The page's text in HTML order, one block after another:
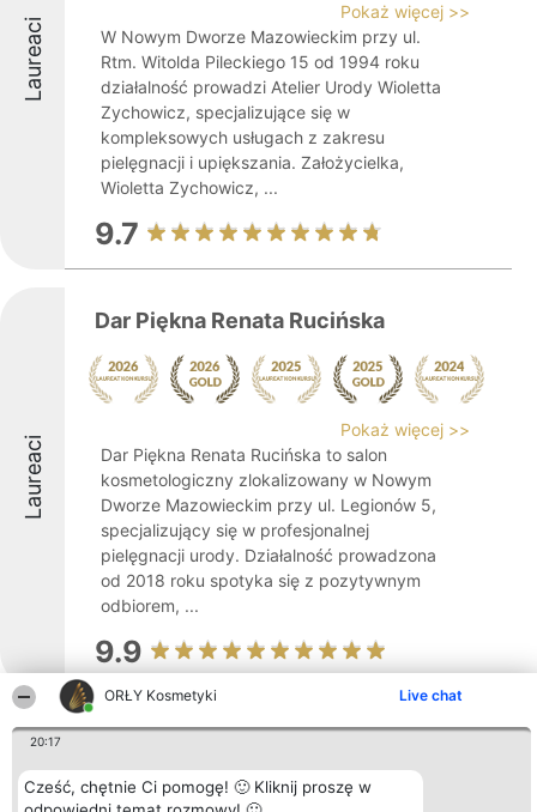
ORŁY Kosmetyki Live chat
20:17
Cześć, chętnie Ci pomogę! 🙂 Kliknij proszę w
Laureaci
Pokaż więcej >>
W Nowym Dworze Mazowieckim przy ul.
Rtm. Witolda Pileckiego 15 od 1994 roku
działalność prowadzi Atelier Urody Wioletta
Zychowicz, specjalizujące się w
kompleksowych usługach z zakresu
pielęgnacji i upiększania. Założycielka,
Wioletta Zychowicz, ...
9.7
Laureaci
Dar Piękna Renata Rucińska
Pokaż więcej >>
Dar Piękna Renata Rucińska to salon
kosmetologiczny zlokalizowany w Nowym
Dworze Mazowieckim przy ul. Legionów 5,
specjalizujący się w profesjonalnej
pielęgnacji urody. Działalność prowadzona
od 2018 roku spotyka się z pozytywnym
odbiorem, ...
9.9
Mariposa Beauty